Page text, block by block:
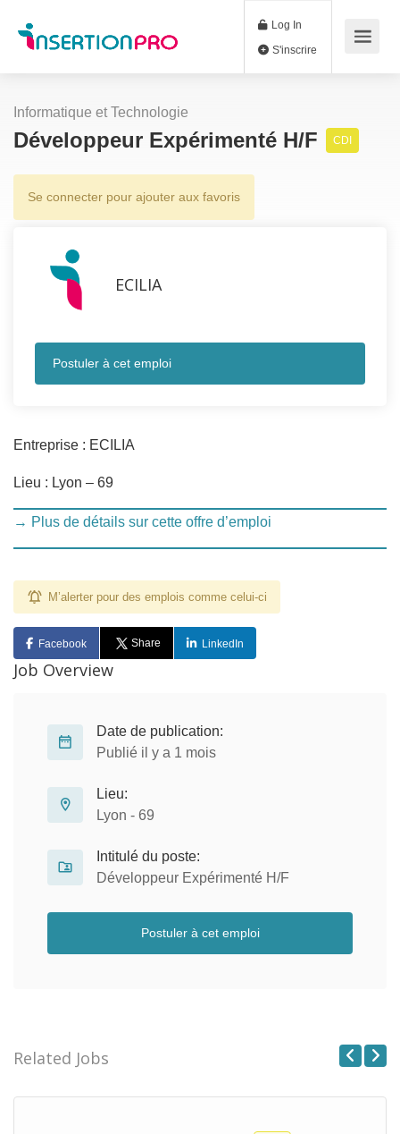
Log In
Informatique et Technologie
Développeur Expérimenté H/F CDI
Se connecter pour ajouter aux favoris
ECILIA
Postuler à cet emploi
Entreprise : ECILIA
Lieu : Lyon – 69
→ Plus de détails sur cette offre d’emploi
M’alerter pour des emplois comme celui-ci
Facebook Share LinkedIn
Job Overview
Date de publication:
Publié il y a 1 mois
Lieu:
Lyon - 69
Intitulé du poste:
Développeur Expérimenté H/F
Postuler à cet emploi
Related Jobs